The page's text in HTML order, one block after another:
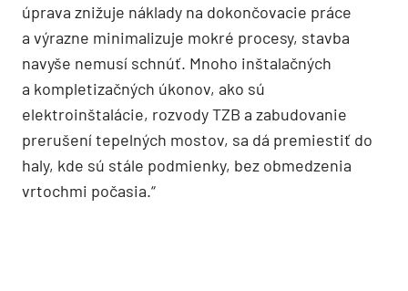
úprava znižuje náklady na dokončovacie práce
a výrazne minimalizuje mokré procesy, stavba
navyše nemusí schnúť. Mnoho inštalačných
a kompletizačných úkonov, ako sú
elektroinštalácie, rozvody TZB a zabudovanie
prerušení tepelných mostov, sa dá premiestiť do
haly, kde sú stále podmienky, bez obmedzenia
vrtochmi počasia.“